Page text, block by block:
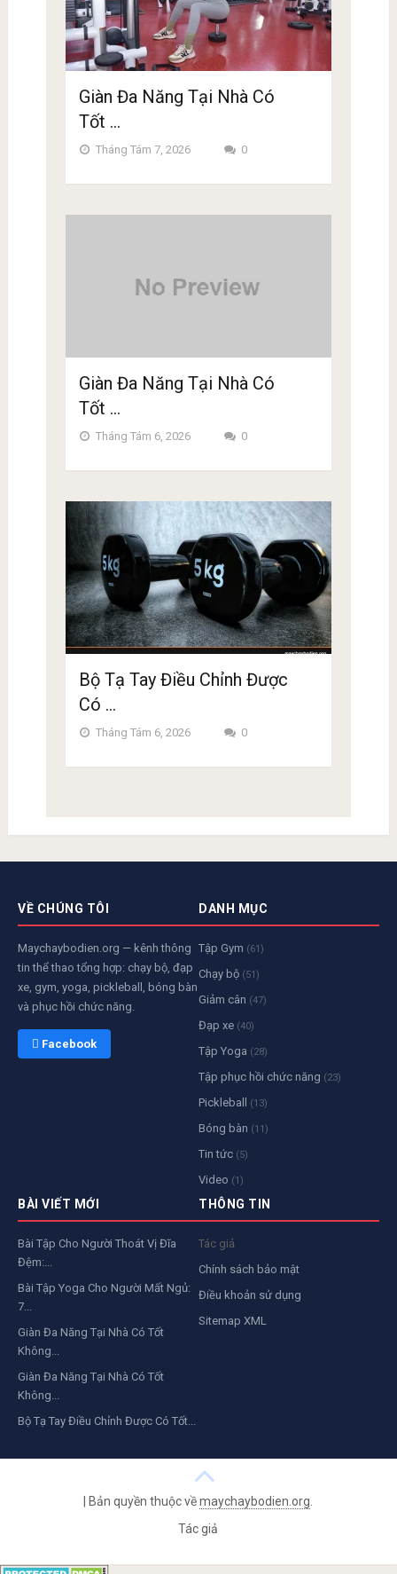
Giàn Đa Năng Tại Nhà Có
Tốt …
Tháng Tám 7, 2026 0
Giàn Đa Năng Tại Nhà Có
Tốt …
Tháng Tám 6, 2026 0
Bộ Tạ Tay Điều Chỉnh Được
Có …
Tháng Tám 6, 2026 0
VỀ CHÚNG TÔI
Maychaybodien.org — kênh thông
tin thể thao tổng hợp: chạy bộ, đạp
xe, gym, yoga, pickleball, bóng bàn
và phục hồi chức năng.
 Facebook
DANH MỤC
Tập Gym (61)
Chạy bộ (51)
Giảm cân (47)
Đạp xe (40)
Tập Yoga (28)
Tập phục hồi chức năng (23)
Pickleball (13)
Bóng bàn (11)
Tin tức (5)
Video (1)
BÀI VIẾT MỚI
Bài Tập Cho Người Thoát Vị Đĩa
Đệm:...
Bài Tập Yoga Cho Người Mất Ngủ:
7...
Giàn Đa Năng Tại Nhà Có Tốt
Không...
Giàn Đa Năng Tại Nhà Có Tốt
Không...
Bộ Tạ Tay Điều Chỉnh Được Có Tốt...
THÔNG TIN
Tác giả
Chính sách bảo mật
Điều khoản sử dụng
Sitemap XML
Bản quyền thuộc vềmaychaybodien.org.
Tác giả